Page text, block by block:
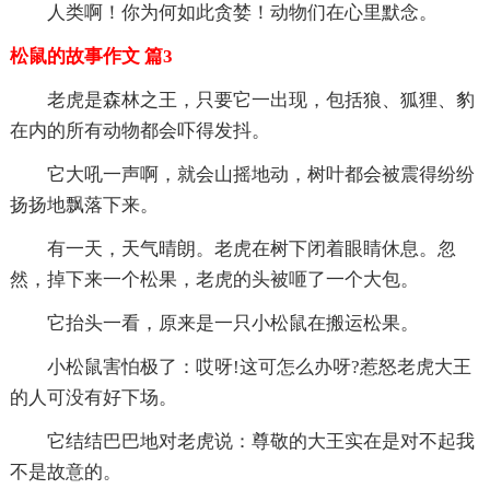
人类啊！你为何如此贪婪！动物们在心里默念。
松鼠的故事作文 篇3
老虎是森林之王，只要它一出现，包括狼、狐狸、豹
在内的所有动物都会吓得发抖。
它大吼一声啊，就会山摇地动，树叶都会被震得纷纷
扬扬地飘落下来。
有一天，天气晴朗。老虎在树下闭着眼睛休息。忽
然，掉下来一个松果，老虎的头被咂了一个大包。
它抬头一看，原来是一只小松鼠在搬运松果。
小松鼠害怕极了：哎呀!这可怎么办呀?惹怒老虎大王
的人可没有好下场。
它结结巴巴地对老虎说：尊敬的大王实在是对不起我
不是故意的。